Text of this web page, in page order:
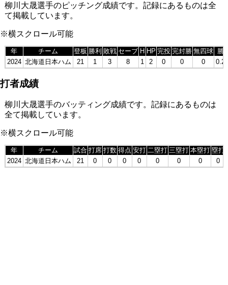
柳川大晟選手のピッチング成績です。記録にあるものは全
て掲載しています。
※横スクロール可能
年 チーム 登板 勝利 敗戦 セーブ H HP 完投 完封勝 無四球
勝
2024 北海道日本ハム 21 1 3 8 1 2 0 0 0
打者成績
柳川大晟選手のバッティング成績です。記録にあるものは
全て掲載しています。
※横スクロール可能
年 チーム 試合 打席 打数 得点 安打 二塁打 三塁打 本塁打 塁打
2024 北海道日本ハム 21 0 0 0 0 0 0 0 0